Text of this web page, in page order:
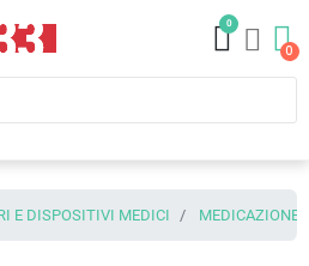
0
E DISPOSITIVI MEDICI MEDICAZIONE